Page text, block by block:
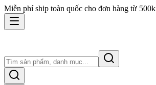
Miễn phí ship toàn quốc cho đơn hàng từ 500k